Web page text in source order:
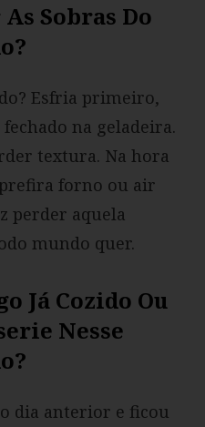
Sobras Do
Esfria primeiro,
na geladeira.
textura. Na hora
forno ou air
perder aquela
mundo quer.
Já Cozido Ou
Nesse
dia anterior e ficou